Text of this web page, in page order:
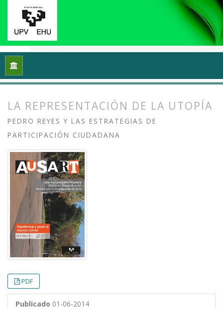
Inicio
LA REPRESENTACIÓN DE LA UTOPÍA
PEDRO REYES Y LAS ESTRATEGIAS DE
PARTICIPACIÓN CIUDADANA
PDF
Publicado 01-06-2014